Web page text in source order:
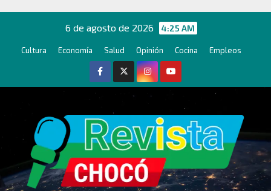
contenido
6 de agosto de 2026 4:25 AM
Cultura Economía Salud Opinión Cocina Empleos